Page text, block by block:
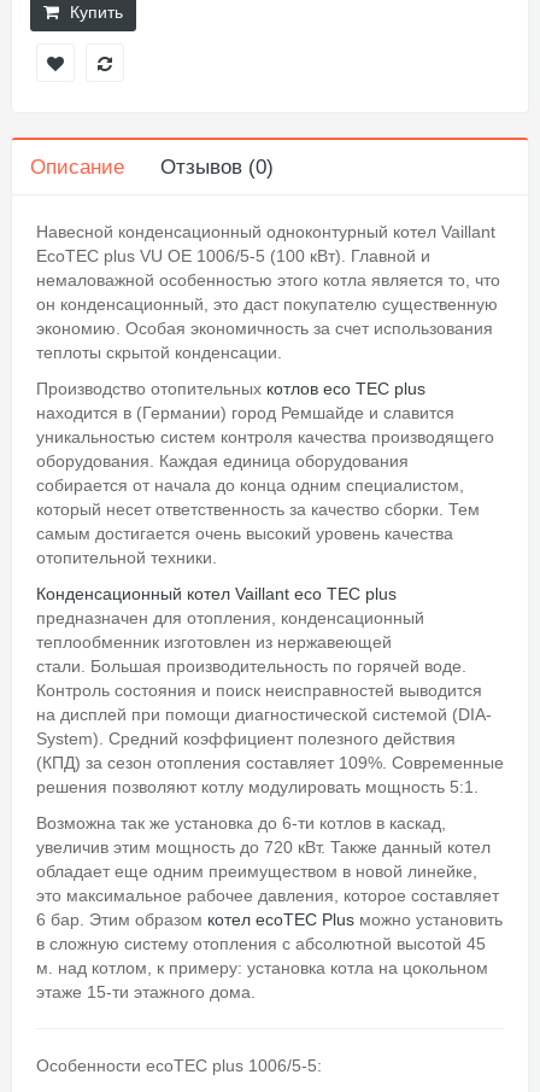
Купить
Описание Отзывов (0)
Навесной конденсационный одноконтурный котел Vaillant
EcoTEC plus VU OE 1006/5-5 (100 кВт). Главной и
немаловажной особенностью этого котла является то, что
он конденсационный, это даст покупателю существенную
экономию. Особая экономичность за счет использования
теплоты скрытой конденсации.
Производство отопительных котлов eco TEC plus
находится в (Германии) город Ремшайде и славится
уникальностью систем контроля качества производящего
оборудования. Каждая единица оборудования
собирается от начала до конца одним специалистом,
который несет ответственность за качество сборки. Тем
самым достигается очень высокий уровень качества
отопительной техники.
Конденсационный котел Vaillant eco TEC plus
предназначен для отопления, конденсационный
теплообменник изготовлен из нержавеющей
стали. Большая производительность по горячей воде.
Контроль состояния и поиск неисправностей выводится
на дисплей при помощи диагностической системой (DIA-
System). Средний коэффициент полезного действия
(КПД) за сезон отопления составляет 109%. Современные
решения позволяют котлу модулировать мощность 5:1.
Возможна так же установка до 6-ти котлов в каскад,
увеличив этим мощность до 720 кВт. Также данный котел
обладает еще одним преимуществом в новой линейке,
это максимальное рабочее давления, которое составляет
6 бар. Этим образом котел ecoTEC Plus можно установить
в сложную систему отопления с абсолютной высотой 45
м. над котлом, к примеру: установка котла на цокольном
этаже 15-ти этажного дома.
Особенности ecoTEC plus 1006/5-5: